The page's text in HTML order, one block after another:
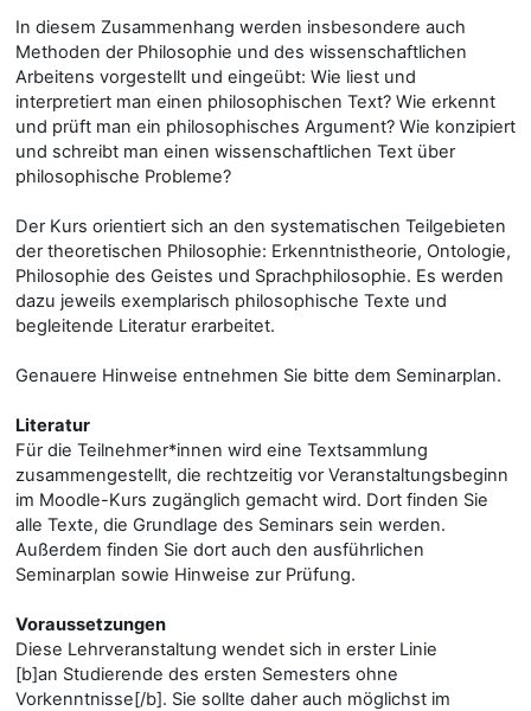
In diesem Zusammenhang werden insbesondere auch
Methoden der Philosophie und des wissenschaftlichen
Arbeitens vorgestellt und eingeübt: Wie liest und
interpretiert man einen philosophischen Text? Wie erkennt
und prüft man ein philosophisches Argument? Wie konzipiert
und schreibt man einen wissenschaftlichen Text über
philosophische Probleme?
Der Kurs orientiert sich an den systematischen Teilgebieten
der theoretischen Philosophie: Erkenntnistheorie, Ontologie,
Philosophie des Geistes und Sprachphilosophie. Es werden
dazu jeweils exemplarisch philosophische Texte und
begleitende Literatur erarbeitet.
Genauere Hinweise entnehmen Sie bitte dem Seminarplan.
Literatur
Für die Teilnehmer*innen wird eine Textsammlung
zusammengestellt, die rechtzeitig vor Veranstaltungsbeginn
im Moodle-Kurs zugänglich gemacht wird. Dort finden Sie
alle Texte, die Grundlage des Seminars sein werden.
Außerdem finden Sie dort auch den ausführlichen
Seminarplan sowie Hinweise zur Prüfung.
Voraussetzungen
Diese Lehrveranstaltung wendet sich in erster Linie
[b]an Studierende des ersten Semesters ohne
Vorkenntnisse[/b]. Sie sollte daher auch möglichst im